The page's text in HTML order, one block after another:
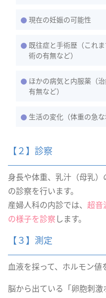
現在の妊娠の可能性
既往症と手術歴（これ
術の有無など）
ほかの病気と内服薬（
有無など）
生活の変化（体重の急
【２】診察
身長や体重、乳汁（母乳
の診察を行います。
産婦人科の内診では、 超音
の様子を診察します。
【３】測定
血液を採って、ホルモン値
脳から出ている「卵胞刺